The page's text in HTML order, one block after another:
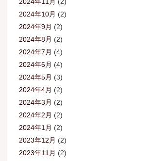
2024年10月 (2)
2024年9月 (2)
2024年8月 (2)
2024年7月 (4)
2024年6月 (4)
2024年5月 (3)
2024年4月 (2)
2024年3月 (2)
2024年2月 (2)
2024年1月 (2)
2023年12月 (2)
2023年11月 (2)